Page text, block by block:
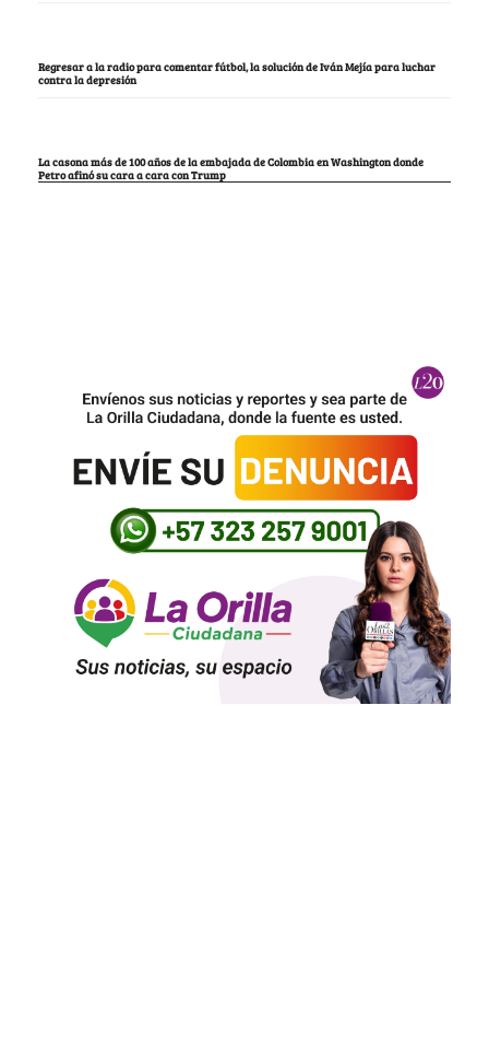
Regresar a la radio para comentar fútbol, la solución de Iván Mejía para luchar
contra la depresión
La casona más de 100 años de la embajada de Colombia en Washington donde
Petro afinó su cara a cara con Trump